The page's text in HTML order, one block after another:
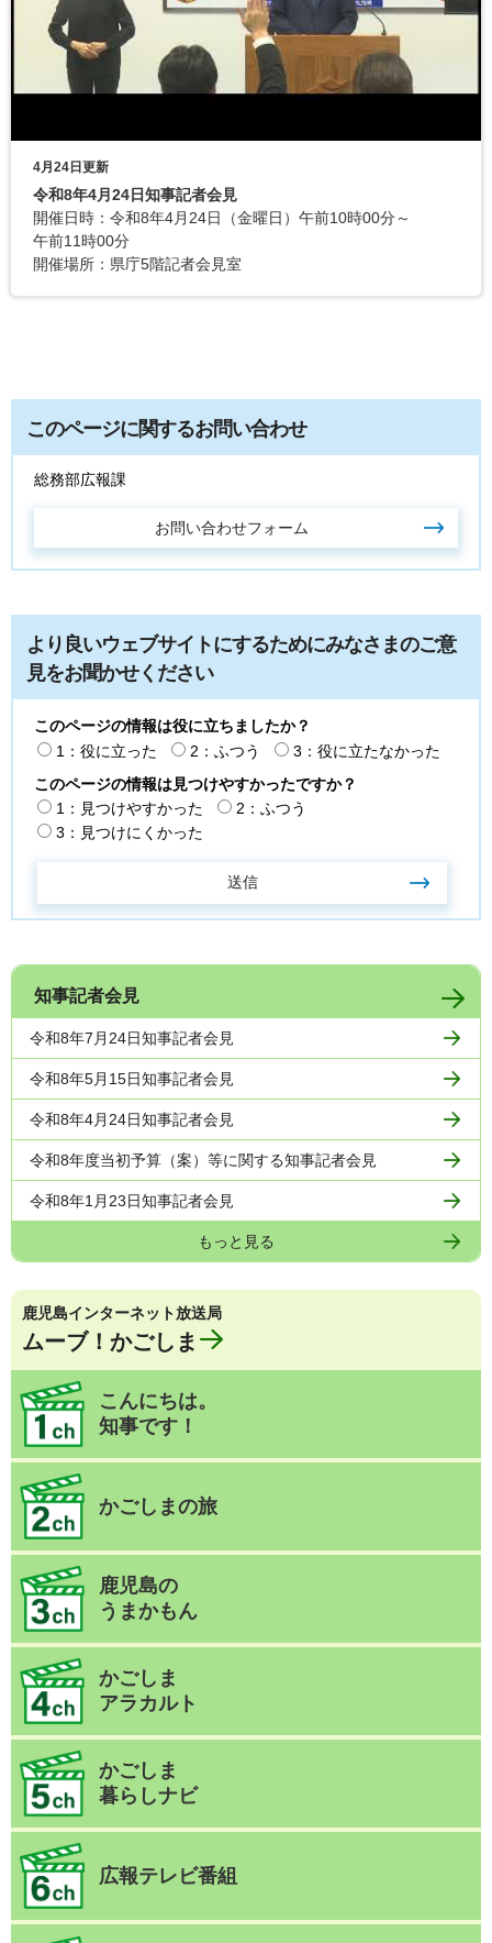
4月24日更新
令和8年4月24日知事記者会見
開催日時：令和8年4月24日（金曜日）午前10時00分～
午前11時00分
開催場所：県庁5階記者会見室
このページに関するお問い合わせ
総務部広報課
より良いウェブサイトにするためにみなさまのご意
見をお聞かせください
このページの情報は役に立ちましたか？
1：役に立った
2：ふつう
3：役に立たなかった
このページの情報は見つけやすかったですか？
1：見つけやすかった
2：ふつう
3：見つけにくかった
知事記者会見
令和8年7月24日知事記者会見
令和8年5月15日知事記者会見
令和8年4月24日知事記者会見
令和8年度当初予算（案）等に関する知事記者会見
令和8年1月23日知事記者会見
もっと見る
鹿児島インターネット放送局
ムーブ！かごしま
こんにちは。
知事です！
かごしまの旅
鹿児島の
うまかもん
かごしま
アラカルト
かごしま
暮らしナビ
広報テレビ番組